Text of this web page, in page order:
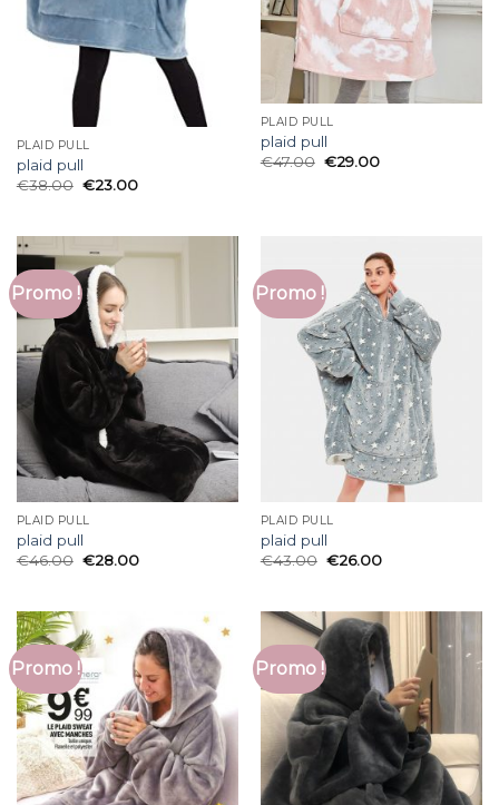
PLAID PULL
plaid pull
€38.00 €23.00
PLAID PULL
plaid pull
€47.00 €29.00
Promo !
PLAID PULL
plaid pull
€46.00 €28.00
Promo !
PLAID PULL
plaid pull
€43.00 €26.00
Promo ! Promo !